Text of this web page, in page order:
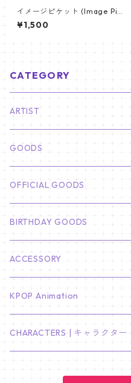
イメージピケット (Image Pic
ket) うちわ - ジン (JIN-06)
¥1,500
CATEGORY
ARTIST
俳優
CHA EUN WOO
HYUNBIN
BTS
JIN
J-HOPE
SEVENTEEN
S.COUPS
ジョンハン
Stray Kids
バンチャン
リノ
TXT
ヨンジュン
ENHYPEN
GOODS
カレンダー
壁掛けカレンダー
ミニ壁掛けカレンダー
フォトカードセット(60枚入り)
韓国語単語カード
プレミアム写真集
ステッカー&粘着メモ紙セット
OFFICIAL GOODS
LIGHT STICK
Light Stick Pouch
BT21
Stray Kids
MANIAC ENCORE
SKZOO
BIRTHDAY GOODS
01/01 WINTER
01/16 SEUNGKWAN
02/01 DOYOUNG
ACCESSORY
PIERCE
EARRING
KPOP Animation
KPop Demon Hunters
CHARACTERS | キャラクター